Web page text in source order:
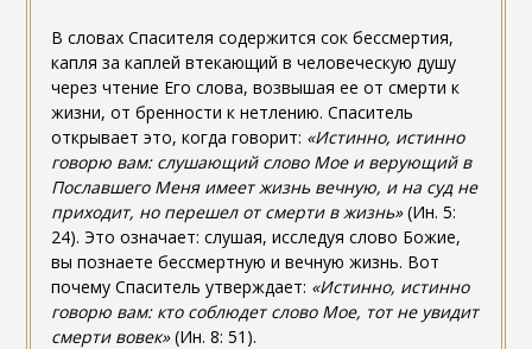
В словах Спасителя содержится сок бессмертия,
капля за каплей втекающий в человеческую душу
через чтение Его слова, возвышая ее от смерти к
жизни, от бренности к нетлению. Спаситель
открывает это, когда говорит: «Истинно, истинно
говорю вам: слушающий слово Мое и верующий в
Пославшего Меня имеет жизнь вечную, и на суд не
приходит, но перешел от смерти в жизнь»(Ин. 5:
24). Это означает: слушая, исследуя слово Божие,
вы познаете бессмертную и вечную жизнь. Вот
почему Спаситель утверждает: «Истинно, истинно
говорю вам: кто соблюдет слово Мое, тот не увидит
смерти вовек»(Ин. 8: 51).